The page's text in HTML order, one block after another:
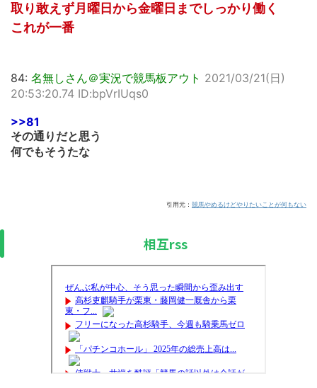
取り敢えず月曜日から金曜日までしっかり働く
これが一番
84: 名無しさん＠実況で競馬板アウト 2021/03/21(日)
20:53:20.74 ID:bpVrIUqs0
>>81
その通りだと思う
何でもそうたな
引用元： 競馬やめるけどやりたいことが何もない
相互rss